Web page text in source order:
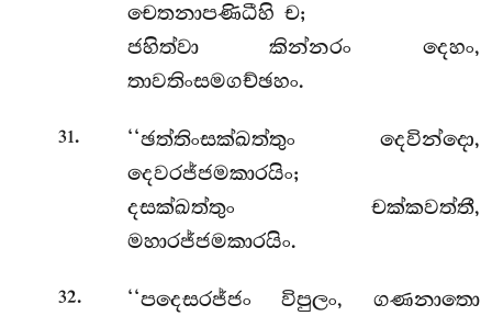
චෙතනාපණිධීහි ච;
ජහිත්වා කින්නරං දෙහං,
තාවතිංසමගච්ඡහං.
31.
‘‘ඡත්තිංසක්ඛත්තුං දෙවින්දො,
දෙවරජ්ජමකාරයිං;
දසක්ඛත්තුං චක්කවත්තී,
මහාරජ්ජමකාරයිං.
32.
‘‘පදෙසරජ්ජං විපුලං, ගණනාතො